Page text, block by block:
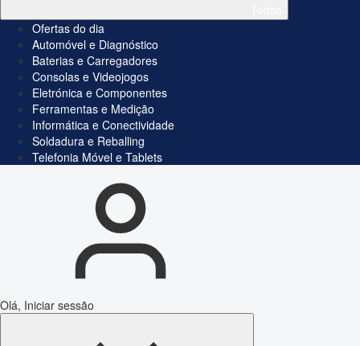
Ofertas do dia
Automóvel e Diagnóstico
Baterias e Carregadores
Consolas e Videojogos
Eletrónica e Componentes
Ferramentas e Medição
Informática e Conectividade
Soldadura e Reballing
Telefonia Móvel e Tablets
Olá, Iniciar sessão